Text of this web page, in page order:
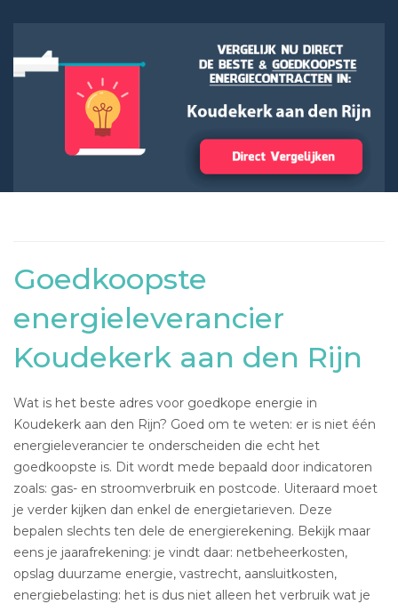
Goedkoopste
energieleverancier
Koudekerk aan den Rijn
Wat is het beste adres voor goedkope energie in
Koudekerk aan den Rijn? Goed om te weten: er is niet één
energieleverancier te onderscheiden die echt het
goedkoopste is. Dit wordt mede bepaald door indicatoren
zoals: gas- en stroomverbruik en postcode. Uiteraard moet
je verder kijken dan enkel de energietarieven. Deze
bepalen slechts ten dele de energierekening. Bekijk maar
eens je jaarafrekening: je vindt daar: netbeheerkosten,
opslag duurzame energie, vastrecht, aansluitkosten,
energiebelasting: het is dus niet alleen het verbruik wat je